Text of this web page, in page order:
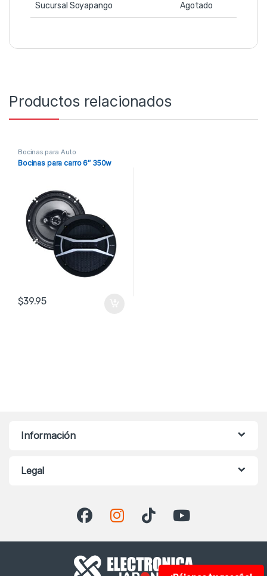
Sucursal Soyapango Agotado
Productos relacionados
Bocinas para Auto
Bocinas para carro 6″ 350w
$39.95
Información
Legal